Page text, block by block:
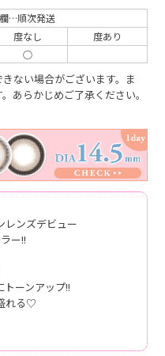
…順次発送
度なし
度あり
○
ない場合がございます。ま
あらかじめご了承ください。
レンズデビュー
ー!!
ーンアップ!!
れる♡